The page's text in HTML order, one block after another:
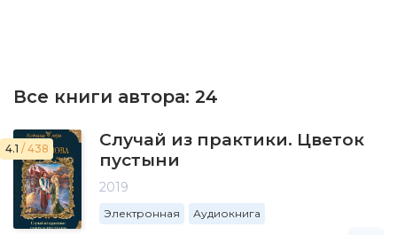
Все книги автора: 24
4.1 / 438
Случай из практики. Цветок
пустыни
2019
Электронная Аудиокнига